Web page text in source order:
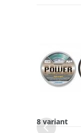
8 variant